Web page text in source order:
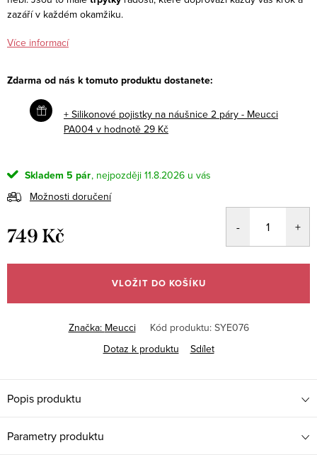
zazáří v každém okamžiku.
Více informací
Zdarma od nás k tomuto produktu dostanete:
+ Silikonové pojistky na náušnice 2 páry - Meucci
PA004 v hodnotě 29 Kč
Skladem 5 pár
11.8.2026
Možnosti doručení
749 Kč
cena:
VLOŽIT DO KOŠÍKU
Značka: Meucci Kód produktu: SYE076
Dotaz k produktu
Sdílet
Popis produktu
Parametry produktu